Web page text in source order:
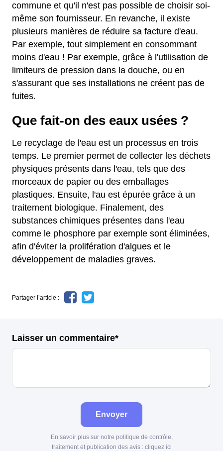
commune et qu'il n'est pas possible de choisir soi-
même son fournisseur. En revanche, il existe
plusieurs manières de réduire sa facture d'eau.
Par exemple, tout simplement en consommant
moins d'eau ! Par exemple, grâce à l'utilisation de
limiteurs de pression dans la douche, ou en
s'assurant que ses installations ne créent pas de
fuites.
Que fait-on des eaux usées ?
Le recyclage de l'eau est un processus en trois
temps. Le premier permet de collecter les déchets
physiques présents dans l'eau, tels que des
morceaux de papier ou des emballages
plastiques. Ensuite, l'au est épurée grâce à un
traitement biologique. Finalement, des
substances chimiques présentes dans l'eau
comme le phosphore par exemple sont éliminées,
afin d'éviter la prolifération d'algues et le
développement de maladies graves.
Partager l’article :
Laisser un commentaire*
Envoyer
En savoir plus sur notre politique de contrôle,
traitement et publication des avis : cliquez ici